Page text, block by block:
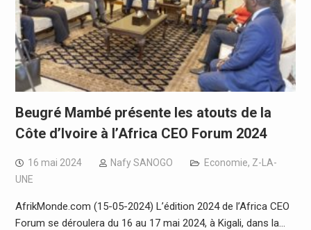
Beugré Mambé présente les atouts de la
Côte d’Ivoire à l’Africa CEO Forum 2024
16 mai 2024 Nafy SANOGO Economie, Z-LA-
UNE
AfrikMonde.com (15-05-2024) L’édition 2024 de l’Africa CEO
Forum se déroulera du 16 au 17 mai 2024, à Kigali, dans la…